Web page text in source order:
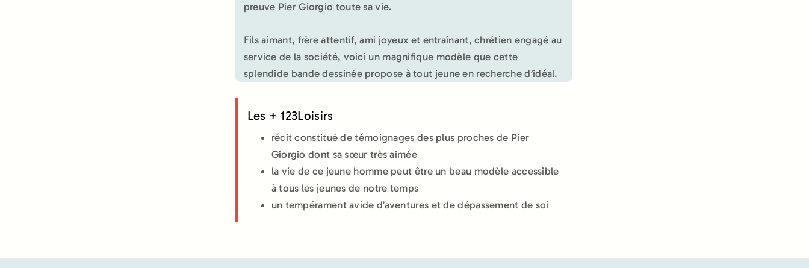
preuve Pier Giorgio toute sa vie.
Fils aimant, frère attentif, ami joyeux et entraînant, chrétien engagé au
service de la société, voici un magnifique modèle que cette
splendide bande dessinée propose à tout jeune en recherche d’idéal.
Les + 123Loisirs
récit constitué de témoignages des plus proches de Pier
Giorgio dont sa sœur très aimée
la vie de ce jeune homme peut être un beau modèle accessible
à tous les jeunes de notre temps
un tempérament avide d’aventures et de dépassement de soi